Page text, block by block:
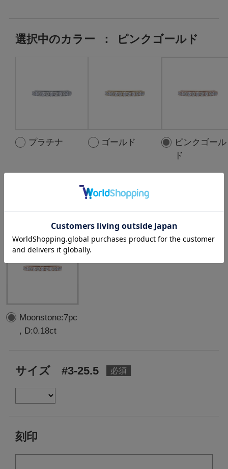
選択中のカラー ： ピンクゴールド
プラチナ ゴールド
ピンクゴール
ド
選択中の中石 ： Moonstone:7pc ,
D:0.18ct
Moonstone:7pc
, D:0.18ct
サイズ #3-25.5
刻印